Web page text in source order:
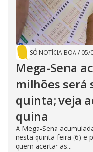
SÓ NOTÍCIA BOA/ 05/
Mega-Sena
milhões será
quinta; veja
quina
A Mega-Sena
nesta quinta-feira (6) e
quem acertar as...